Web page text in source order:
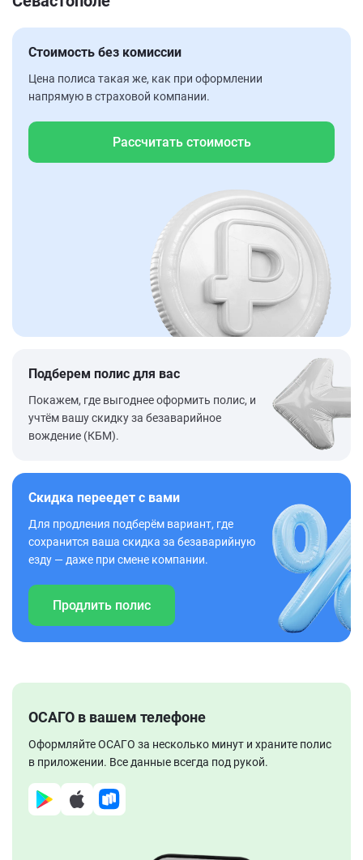
Стоимость без комиссии
Цена полиса такая же, как при оформлении
напрямую в страховой компании.
Рассчитать стоимость
Подберем полис для вас
Покажем, где выгоднее оформить полис, и
учтём вашу скидку за безаварийное
вождение (КБМ).
Скидка переедет с вами
Для продления подберём вариант, где
сохранится ваша скидка за безаварийную
езду — даже при смене компании.
Продлить полис
ОСАГО в вашем телефоне
Оформляйте ОСАГО за несколько минут и храните полис
в приложении. Все данные всегда под рукой.